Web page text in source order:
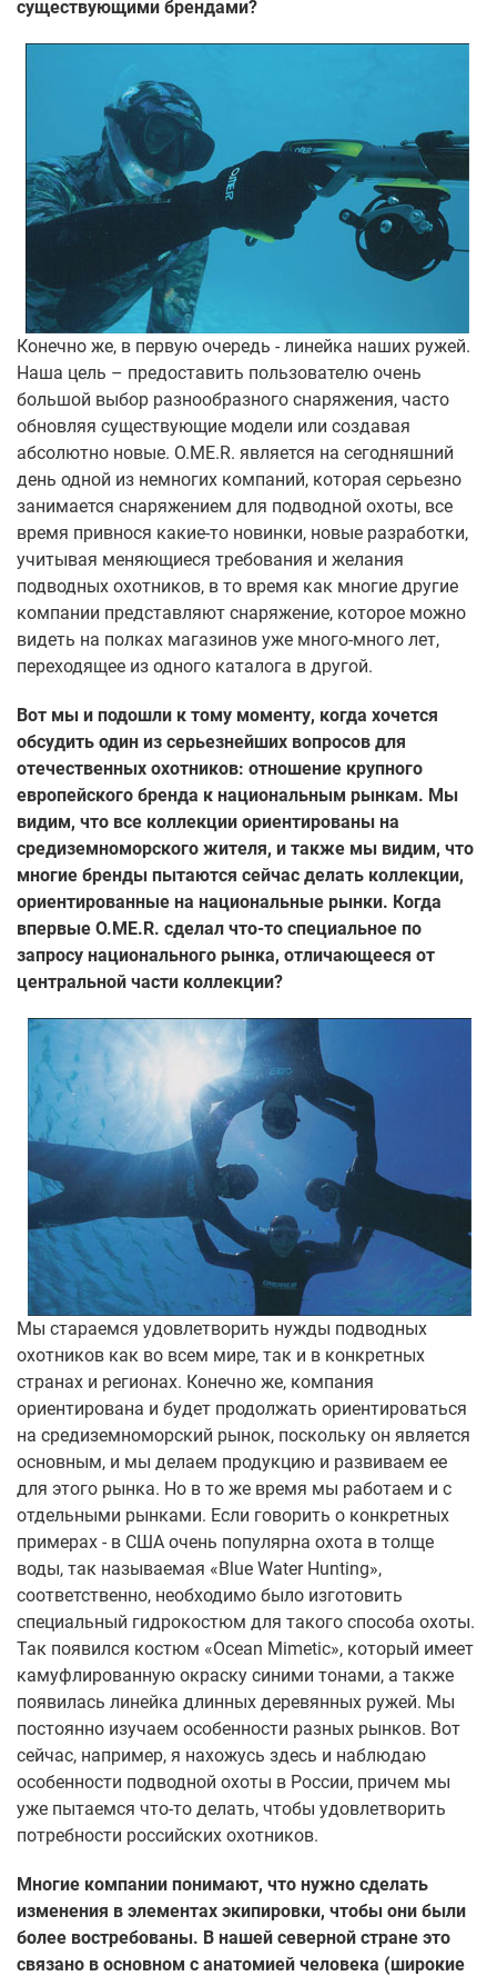
существующими брендами?
Конечно же, в первую очередь - линейка наших ружей.
Наша цель – предоставить пользователю очень
большой выбор разнообразного снаряжения, часто
обновляя существующие модели или создавая
абсолютно новые. O.ME.R. является на сегодняшний
день одной из немногих компаний, которая серьезно
занимается снаряжением для подводной охоты, все
время привнося какие-то новинки, новые разработки,
учитывая меняющиеся требования и желания
подводных охотников, в то время как многие другие
компании представляют снаряжение, которое можно
видеть на полках магазинов уже много-много лет,
переходящее из одного каталога в другой.
Вот мы и подошли к тому моменту, когда хочется
обсудить один из серьезнейших вопросов для
отечественных охотников: отношение крупного
европейского бренда к национальным рынкам. Мы
видим, что все коллекции ориентированы на
средиземноморского жителя, и также мы видим, что
многие бренды пытаются сейчас делать коллекции,
ориентированные на национальные рынки. Когда
впервые O.ME.R. сделал что-то специальное по
запросу национального рынка, отличающееся от
центральной части коллекции?
Мы стараемся удовлетворить нужды подводных
охотников как во всем мире, так и в конкретных
странах и регионах. Конечно же, компания
ориентирована и будет продолжать ориентироваться
на средиземноморский рынок, поскольку он является
основным, и мы делаем продукцию и развиваем ее
для этого рынка. Но в то же время мы работаем и с
отдельными рынками. Если говорить о конкретных
примерах - в США очень популярна охота в толще
воды, так называемая «Blue Water Hunting»,
соответственно, необходимо было изготовить
специальный гидрокостюм для такого способа охоты.
Так появился костюм «Ocean Mimetic», который имеет
камуфлированную окраску синими тонами, а также
появилась линейка длинных деревянных ружей. Мы
постоянно изучаем особенности разных рынков. Вот
сейчас, например, я нахожусь здесь и наблюдаю
особенности подводной охоты в России, причем мы
уже пытаемся что-то делать, чтобы удовлетворить
потребности российских охотников.
Многие компании понимают, что нужно сделать
изменения в элементах экипировки, чтобы они были
более востребованы. В нашей северной стране это
связано в основном с анатомией человека (широкие